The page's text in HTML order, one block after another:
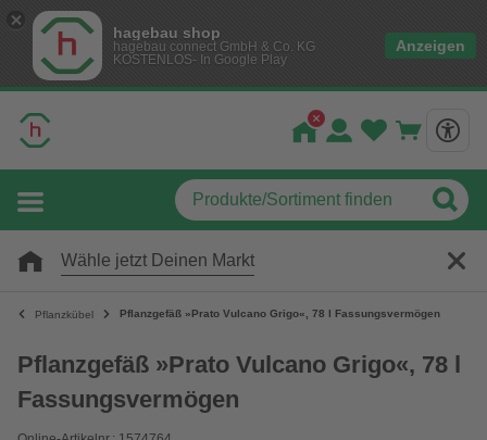
hagebau shop
hagebau connect GmbH & Co. KG
KOSTENLOS- In Google Play
Anzeigen
Wähle jetzt Deinen Markt
Pflanzkübel Pflanzgefäß »Prato Vulcano Grigo«, 78 l Fassungsvermögen
Pflanzgefäß »Prato Vulcano Grigo«, 78 l
Fassungsvermögen